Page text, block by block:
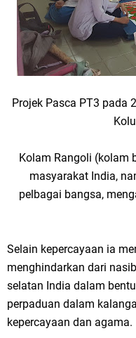
Projek Pasca PT3 pada
Kolam Rangoli (kolam
masyarakat India,
pelbagai bangsa,
Selain kepercayaan ia
menghindarkan dari
selatan India dalam
perpaduan dalam
kepercayaan dan agama.